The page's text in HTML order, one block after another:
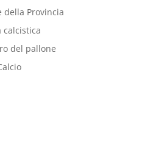
della Provincia
calcistica
del pallone